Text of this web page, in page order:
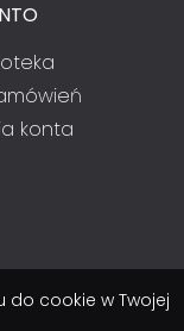
konta
do cookie w Twojej